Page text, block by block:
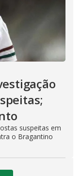
suspeitas em
o Bragantino